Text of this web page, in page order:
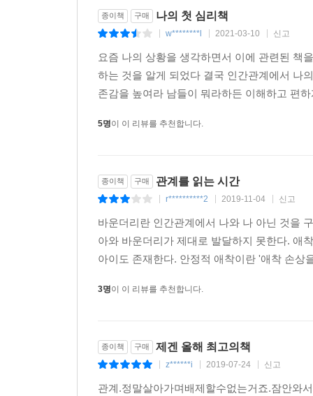
종이책 구매 나의 첫 심리책
w********l 2021-03-10 신고
요즘 나의 상황을 생각하면서 이에 관련된 책
하는 것을 알게 되었다 결국 인간관계에서 나
존감을 높여라 남들이 뭐라하든 이해하고 편
5명이 이 리뷰를 추천합니다.
종이책 구매 관계를 읽는 시간
r**********2 2019-11-04 신고
바운더리란 인간관계에서 나와 나 아닌 것을
아와 바운더리가 제대로 발달하지 못한다. 애
아이도 존재한다. 안정적 애착이란 '애착 손
3명이 이 리뷰를 추천합니다.
종이책 구매 제겐 올해 최고의책
z******i 2019-07-24 신고
관계.정말살아가며배제할수없는거죠.잠안와